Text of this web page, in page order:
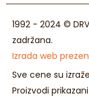
1992 - 2024 ©
zadržana.
Izrada web
Sve cene su
Proizvodi